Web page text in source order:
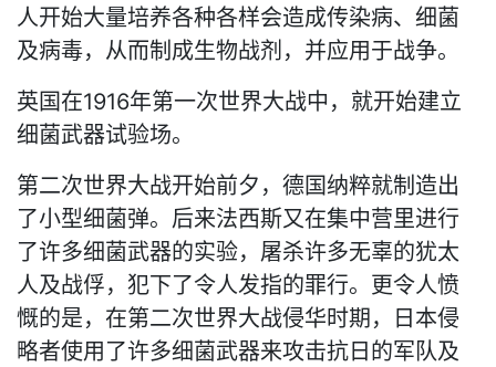
人开始大量培养各种各样会造成传染病、细菌
及病毒，从而制成生物战剂，并应用于战争。
英国在1916年第一次世界大战中，就开始建立
细菌武器试验场。
第二次世界大战开始前夕，德国纳粹就制造出
了小型细菌弹。后来法西斯又在集中营里进行
了许多细菌武器的实验，屠杀许多无辜的犹太
人及战俘，犯下了令人发指的罪行。更令人愤
慨的是，在第二次世界大战侵华时期，日本侵
略者使用了许多细菌武器来攻击抗日的军队及